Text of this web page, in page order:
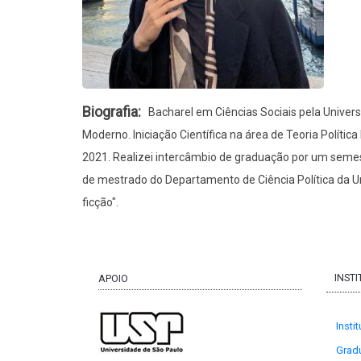
Biografia
Bacharel em Ciências Sociais pela
Moderno. Iniciação Científica na área de Teoria
2021. Realizei intercâmbio de graduação por um
de mestrado do Departamento de Ciência Política da
ficção".
APOIO